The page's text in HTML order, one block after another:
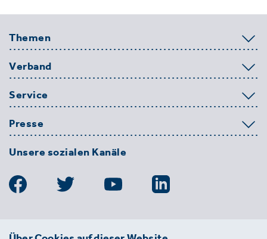
Themen
Verband
Service
Presse
Unsere sozialen Kanäle
BDE